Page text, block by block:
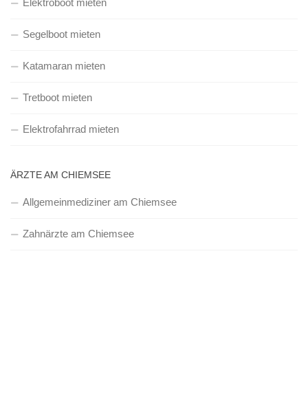
Segelboot mieten
Katamaran mieten
Tretboot mieten
Elektrofahrrad mieten
ÄRZTE AM CHIEMSEE
Allgemeinmediziner am Chiemsee
Zahnärzte am Chiemsee